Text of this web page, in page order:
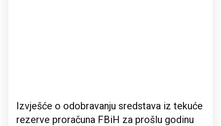
Izvješće o odobravanju sredstava iz tekuće
rezerve proračuna FBiH za prošlu godinu